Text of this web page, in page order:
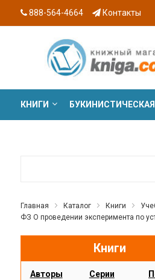
888-564-4664 Контакты
КНИГИ
Главная Каталог Книги
ФЗ О проведении эксперимента по
Книги
Авторы Серии